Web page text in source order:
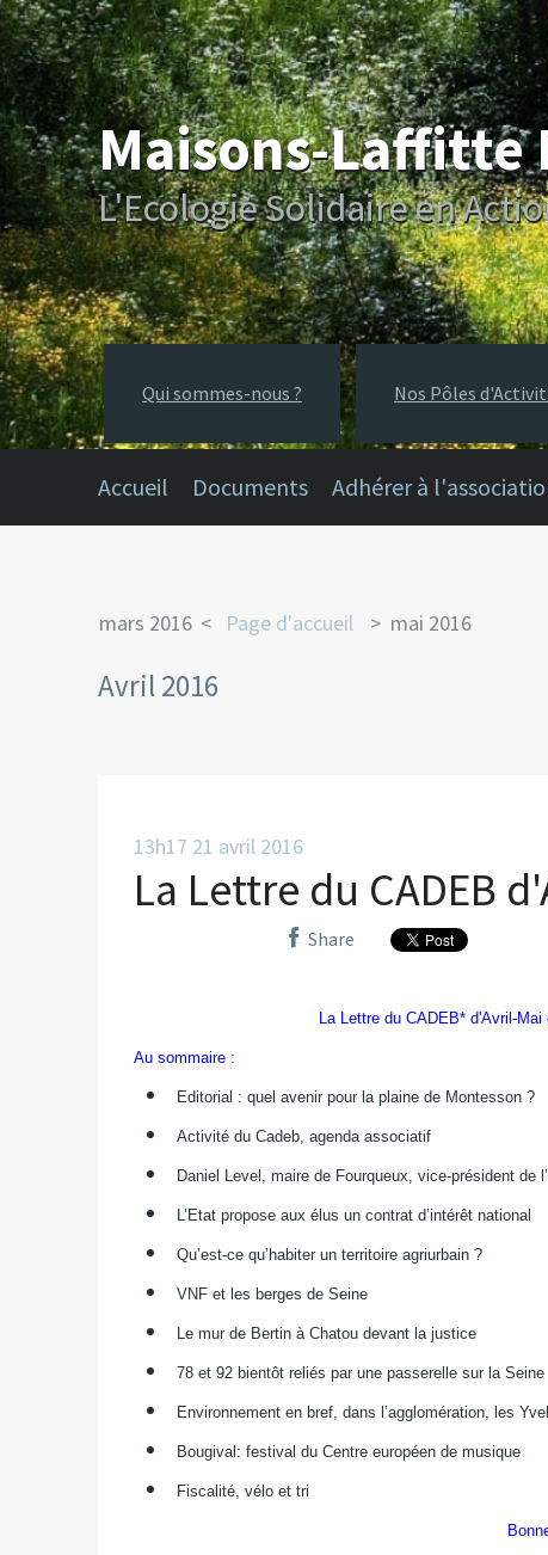
Maisons-Laffitte
L'Ecologie Solidaire en
Qui sommes-nous ? Nos Pôles
Accueil Documents Adhérer à
mars 2016 Page d'accueil mai 2016
Avril 2016
13h17 21 avril 2016
La Lettre du CADEB
Share
La Lettre du CADEB* d'Avril-
Au sommaire :
Editorial : quel avenir pour la plaine de Montesson ?
Activité du Cadeb, agenda associatif
Daniel Level, maire de Fourqueux, vice-président de
L’Etat propose aux élus un contrat d’intérêt national
Qu’est-ce qu’habiter un territoire agriurbain ?
VNF et les berges de Seine
Le mur de Bertin à Chatou devant la justice
78 et 92 bientôt reliés par une passerelle sur la Seine
Environnement en bref, dans l’agglomération, les
Bougival: festival du Centre européen de musique
Fiscalité, vélo et tri